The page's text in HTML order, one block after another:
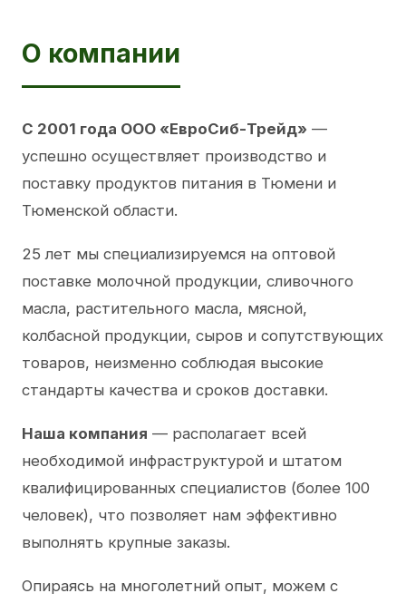
О компании
С 2001 года ООО «ЕвроСиб-Трейд» —
успешно осуществляет производство и
поставку продуктов питания в Тюмени и
Тюменской области.
25 лет мы специализируемся на оптовой
поставке молочной продукции, сливочного
масла, растительного масла, мясной,
колбасной продукции, сыров и сопутствующих
товаров, неизменно соблюдая высокие
стандарты качества и сроков доставки.
Наша компания — располагает всей
необходимой инфраструктурой и штатом
квалифицированных специалистов (более 100
человек), что позволяет нам эффективно
выполнять крупные заказы.
Опираясь на многолетний опыт, можем с